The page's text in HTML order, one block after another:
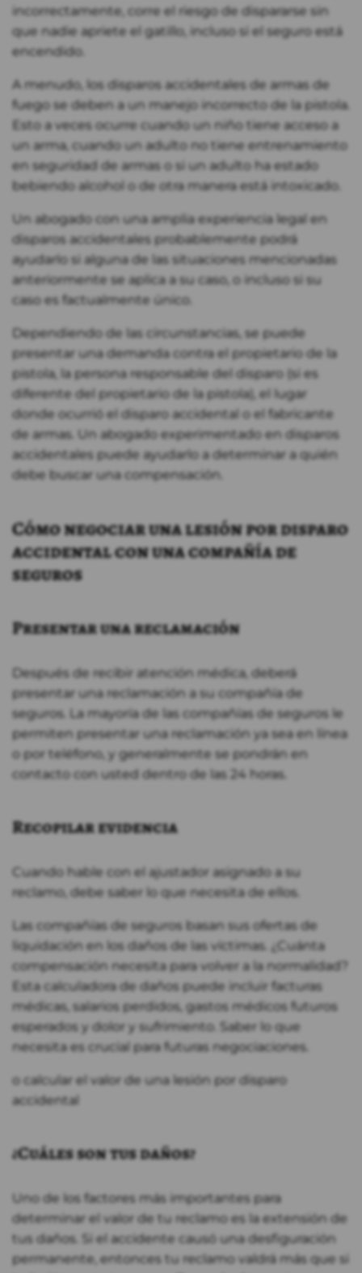
incorrectamente, corre el riesgo de dispararse sin
que nadie apriete el gatillo, incluso si el seguro está
encendido.
A menudo, los disparos accidentales de armas de
fuego se deben a un manejo incorrecto de la pistola.
Esto a veces ocurre cuando un niño tiene acceso a
un arma, cuando un adulto no tiene entrenamiento
en seguridad de armas o si un adulto ha estado
bebiendo alcohol o de otra manera está intoxicado.
Un abogado con una amplia experiencia legal en
disparos accidentales probablemente podrá
ayudarlo si alguna de las situaciones mencionadas
anteriormente se aplica a su caso, o incluso si su
caso es factualmente único.
Dependiendo de las circunstancias, se puede
presentar una demanda contra el propietario de la
pistola, la persona responsable del disparo (si es
diferente del propietario de la pistola), el lugar
donde ocurrió el disparo accidental o el fabricante
de armas. Un abogado experimentado en disparos
accidentales puede ayudarlo a determinar a quién
debe buscar una compensación.
Cómo negociar una lesión por disparo
accidental con una compañía de
seguros
Presentar una reclamación
Después de recibir atención médica, deberá
presentar una reclamación a su compañía de
seguros. La mayoría de las compañías de seguros le
permiten presentar una reclamación ya sea en línea
o por teléfono, y generalmente se pondrán en
contacto con usted dentro de las 24 horas.
Recopilar evidencia
Cuando hable con el ajustador asignado a su
reclamo, debe saber lo que necesita de ellos.
Las compañías de seguros basan sus ofertas de
liquidación en los daños de las víctimas. ¿Cuánta
compensación necesita para volver a la normalidad?
Esta calculadora de daños puede incluir facturas
médicas, salarios perdidos, gastos médicos futuros
esperados y dolor y sufrimiento. Saber lo que
necesita es crucial para futuras negociaciones.
o calcular el valor de una lesión por disparo
accidental
¿Cuáles son tus daños?
Uno de los factores más importantes para
determinar el valor de tu reclamo es la extensión de
tus daños. Si el accidente causó una desfiguración
permanente, entonces tu reclamo valdrá más que si